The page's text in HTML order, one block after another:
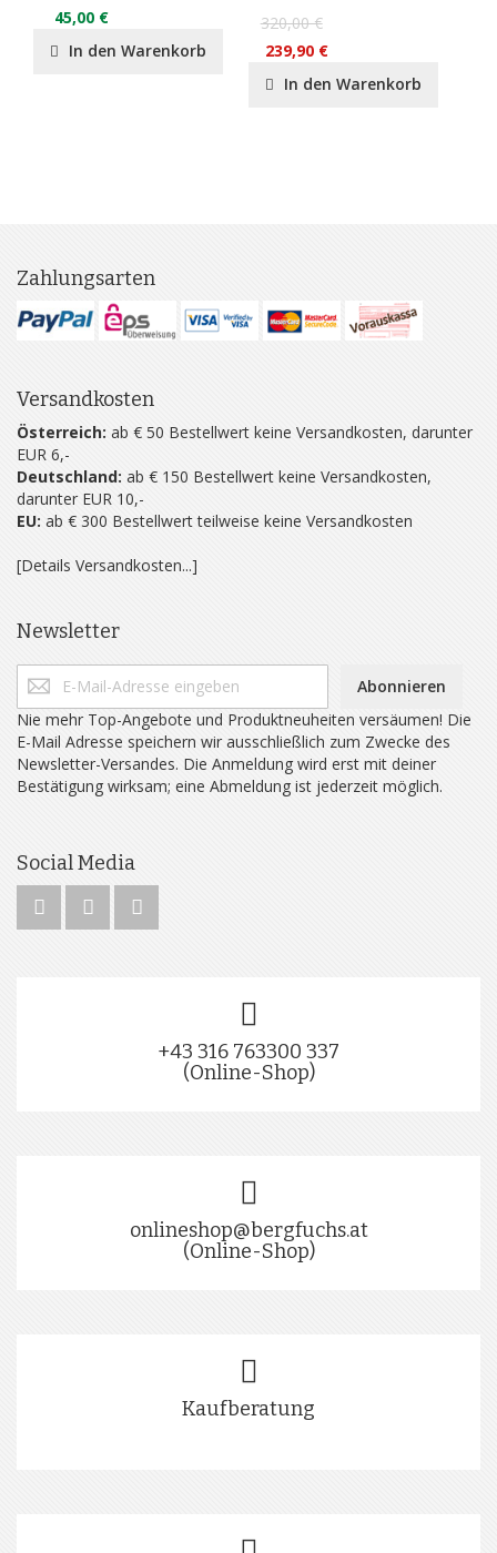
45,00 €
In den Warenkorb
320,00 €
239,90 €
In den Warenkorb
Zahlungsarten
Versandkosten
Österreich: ab € 50 Bestellwert keine Versandkosten, darunter
EUR 6,-
Deutschland: ab € 150 Bestellwert keine Versandkosten,
darunter EUR 10,-
EU: ab € 300 Bestellwert teilweise keine Versandkosten
[Details Versandkosten...]
Newsletter
Abonnieren
Nie mehr Top-Angebote und Produktneuheiten versäumen! Die
E-Mail Adresse speichern wir ausschließlich zum Zwecke des
Newsletter-Versandes. Die Anmeldung wird erst mit deiner
Bestätigung wirksam; eine Abmeldung ist jederzeit möglich.
Social Media
+43 316 763300 337
(Online-Shop)
onlineshop@bergfuchs.at
(Online-Shop)
Kaufberatung